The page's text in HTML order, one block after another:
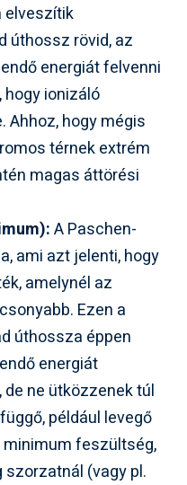
elveszítik
úthossz rövid, az
energiát felvenni
ionizáló
Ahhoz, hogy mégis
térnek extrém
magas áttörési
A Paschen-
ami azt jelenti, hogy
amelynél az
Ezen a
úthossza éppen
energiát
ne ütközzenek túl
például levegő
minimum feszültség,
szorzatnál (vagy pl.